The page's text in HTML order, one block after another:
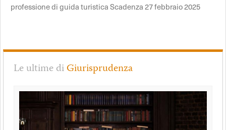
professione di guida turistica Scadenza 27 febbraio 2025
Le ultime diGiurisprudenza